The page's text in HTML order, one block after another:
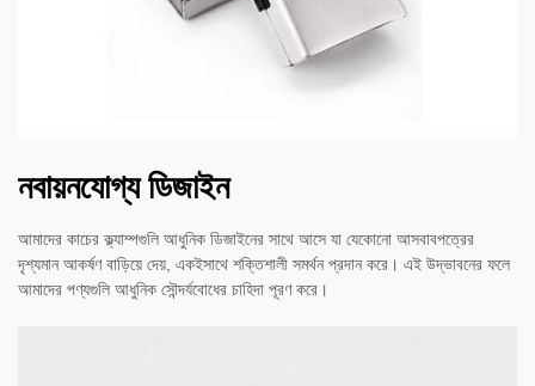
নবায়নযোগ্য ডিজাইন
আমাদের কাচের ক্ল্যাম্পগুলি আধুনিক ডিজাইনের সাথে আসে যা যেকোনো আসবাবপত্রের
দৃশ্যমান আকর্ষণ বাড়িয়ে দেয়, একইসাথে শক্তিশালী সমর্থন প্রদান করে। এই উদ্ভাবনের ফলে
আমাদের পণ্যগুলি আধুনিক সৌন্দর্যবোধের চাহিদা পূরণ করে।